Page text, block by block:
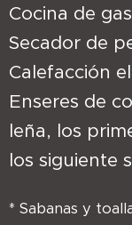
Cocina de
Secador de
Calefacción
Enseres de
leña, los
los siguiente
* Sabanas y